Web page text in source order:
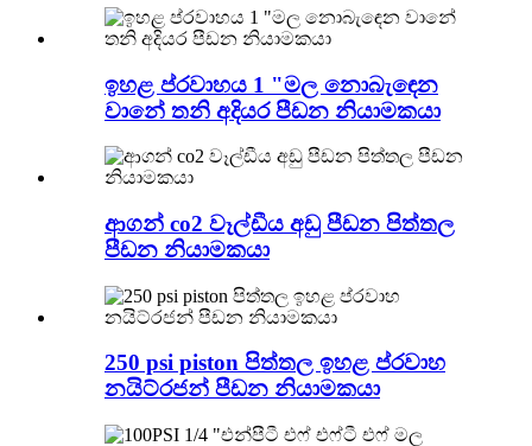
ඉහළ ප්රවාහය 1 "මල නොබැඳෙන
වානේ තනි අදියර පීඩන නියාමකයා
ආගන් co2 වෑල්ඩීය අඩු පීඩන පිත්තල
පීඩන නියාමකයා
250 psi piston පිත්තල ඉහළ ප්රවාහ
නයිට්රජන් පීඩන නියාමකයා